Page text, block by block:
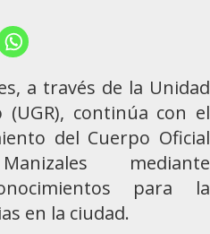
a través de la Unidad
(UGR), continúa con el
del Cuerpo Oficial
mediante
para la
en la ciudad.